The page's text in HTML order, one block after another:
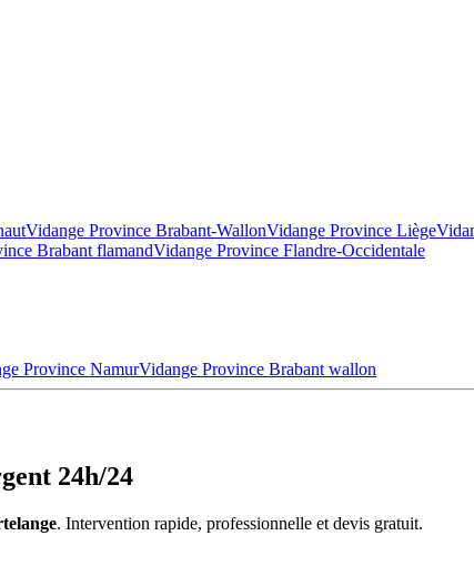
Vidange Province Brabant-WallonVidange Province Liège
Brabant flamandVidange Province Flandre-Occidentale
Province NamurVidange Province Brabant wallon
24h/24
. Intervention rapide, professionnelle et devis gratuit.